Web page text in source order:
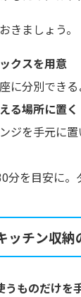
きましょう。
クスを用意
に分別できる
る場所に置く
ジを手元に置
分を目安に。
ッチン収納
うものだけを